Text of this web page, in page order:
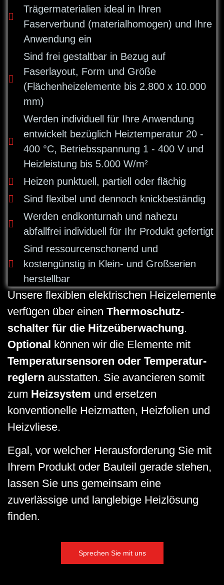
Trägermaterialien ideal in Ihren
Faserverbund (materialhomogen) und Ihre
Anwendung ein
Sind frei gestaltbar in Bezug auf
Faserlayout, Form und Größe
(Flächenheizelemente bis 2.800 x 10.000
mm)
Werden individuell für Ihre Anwendung
entwickelt bezüglich Heiztemperatur 20 -
400 °C, Betriebsspannung 1 - 400 V und
Heizleistung bis 5.000 W/m²
Heizen punktuell, partiell oder flächig
Sind flexibel und dennoch knickbeständig
Werden endkonturnah und nahezu
abfallfrei individuell für Ihr Produkt gefertigt
Sind ressourcenschonend und
kostengünstig in Klein- und Großserien
herstellbar
Unsere flexiblen elektrischen Heizelemente
verfügen über einen Thermo­schutz­
schalter für die Hitzeüberwachung.
Optional können wir die Elemente mit
Temperatur­sensoren oder Temperatur­
reglern ausstatten. Sie avancieren somit
zum Heizsystem und ersetzen
konventionelle Heizmatten, Heizfolien und
Heizvliese.
Egal, vor welcher Herausforderung Sie mit
Ihrem Produkt oder Bauteil gerade stehen,
lassen Sie uns gemeinsam eine
zuverlässige und langlebige Heizlösung
finden.
Sprechen Sie mit uns